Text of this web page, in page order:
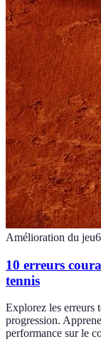
Amélioration du jeu6
10 erreurs
tennis
Explorez les erreurs
progression.
performance sur le